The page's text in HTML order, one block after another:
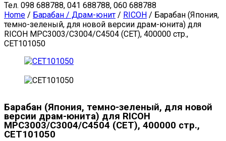
Тел. 098 688788, 041 688788, 060 688788
Home / Барабан / Драм-юнит / RICOH / Барабан (Япония,
темно-зеленый, для новой версии драм-юнита) для
RICOH MPC3003/C3004/C4504 (CET), 400000 стр.,
CET101050
Барабан (Япония, темно-зеленый, для новой
версии драм-юнита) для RICOH
MPC3003/C3004/C4504 (CET), 400000 стр.,
CET101050